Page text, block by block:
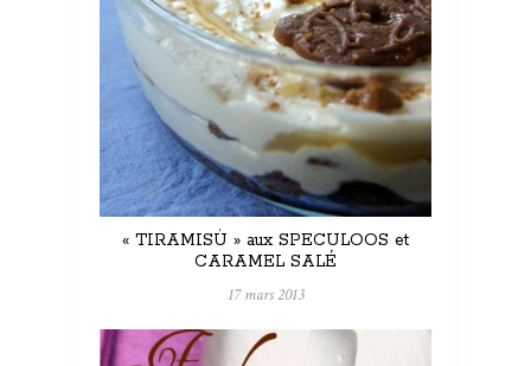
« TIRAMISÙ » aux SPECULOOS et
CARAMEL SALÉ
17 mars 2013